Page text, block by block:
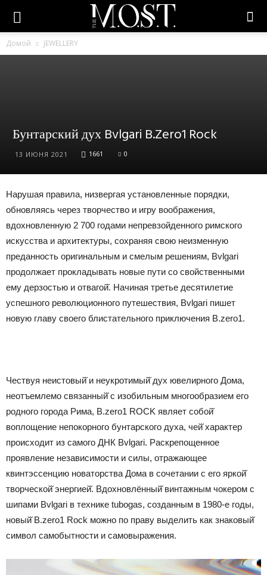
Домой JEWELLERY
Бунтарский дух Bvlgari B.Zero1 Rock
13 ИЮНЯ 2021 1661 0
Нарушая правила, низвергая установленные порядки,
обновляясь через творчество и игру воображения,
вдохновленную 2 700 годами непревзойденного римского
искусства и архитектуры, сохраняя свою неизменную
преданность оригинальным и смелым решениям, Bvlgari
продолжает прокладывать новые пути со свойственными
ему дерзостью и отвагой̆. Начиная третье десятилетие
успешного революционного путешествия, Bvlgari пишет
новую главу своего блистательного приключения B.zero1.
Чествуя неистовый̆ и неукротимый̆ дух ювелирного Дома,
неотъемлемо связанный̆ с изобильным многообразием его
родного города Рима, B.zero1 ROCK являет собой̆
воплощение непокорного бунтарского духа, чей̆ характер
происходит из самого ДНК Bvlgari. Раскрепощенное
проявление независимости и силы, отражающее
квинтэссенцию новаторства Дома в сочетании с его яркой̆
творческой̆ энергией̆. Вдохновлённый̆ винтажным чокером с
шипами Bvlgari в технике tubogas, созданным в 1980-е годы,
новый̆ B.zero1 Rock можно по праву выделить как знаковый̆
символ самобытности и самовыражения.